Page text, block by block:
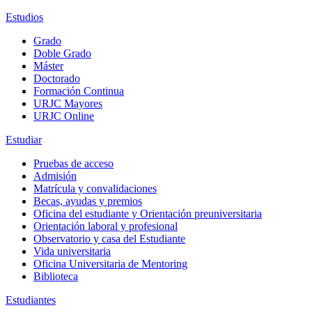
Estudios
Grado
Doble Grado
Máster
Doctorado
Formación Continua
URJC Mayores
URJC Online
Estudiar
Pruebas de acceso
Admisión
Matrícula y convalidaciones
Becas, ayudas y premios
Oficina del estudiante y Orientación preuniversitaria
Orientación laboral y profesional
Observatorio y casa del Estudiante
Vida universitaria
Oficina Universitaria de Mentoring
Biblioteca
Estudiantes